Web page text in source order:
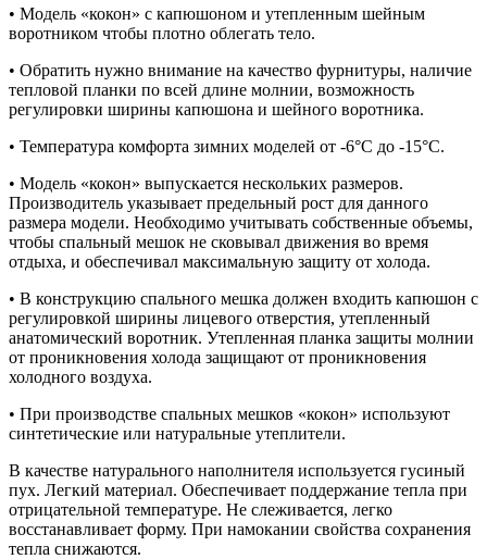
• Модель «кокон» с капюшоном и утепленным шейным
воротником чтобы плотно облегать тело.
• Обратить нужно внимание на качество фурнитуры, наличие
тепловой планки по всей длине молнии, возможность
регулировки ширины капюшона и шейного воротника.
• Температура комфорта зимних моделей от -6°С до -15°С.
• Модель «кокон» выпускается нескольких размеров.
Производитель указывает предельный рост для данного
размера модели. Необходимо учитывать собственные объемы,
чтобы спальный мешок не сковывал движения во время
отдыха, и обеспечивал максимальную защиту от холода.
• В конструкцию спального мешка должен входить капюшон с
регулировкой ширины лицевого отверстия, утепленный
анатомический воротник. Утепленная планка защиты молнии
от проникновения холода защищают от проникновения
холодного воздуха.
• При производстве спальных мешков «кокон» используют
синтетические или натуральные утеплители.
В качестве натурального наполнителя используется гусиный
пух. Легкий материал. Обеспечивает поддержание тепла при
отрицательной температуре. Не слеживается, легко
восстанавливает форму. При намокании свойства сохранения
тепла снижаются.